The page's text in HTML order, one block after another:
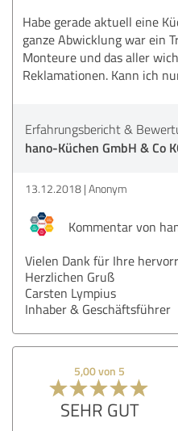
Habe gerade aktuell eine
ganze Abwicklung war ein
Monteure und das aller
Reklamationen. Kann ich
Erfahrungsbericht &
hano-Küchen GmbH & Co
13.12.2018 Anonym
Kommentar von
Vielen Dank für Ihre
Herzlichen Gruß
Carsten Lympius
Inhaber & Geschäftsführer
5,00 von 5
SEHR GUT